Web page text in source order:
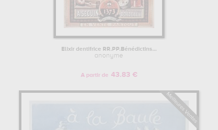
Elixir dentifrice RR.PP.Bénédictins...
anonyme
A partir de 43.83 €